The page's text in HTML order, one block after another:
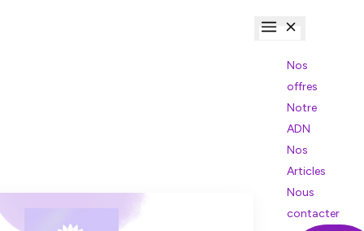
Nos
offres
Notre
ADN
Nos
Articles
Nous
contacter